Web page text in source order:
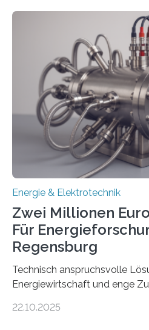
einem „Anschlussstau“. Die
Umweltenergierecht hat den
neuen Bericht für die Praxis
Rolle von flexiblen
Netzanschluss von
(EE-Anlagen) ist
Denn ohne Anschluss an das
eingespeist werden. Nach
Gesetz (EEG) sind
Energie & Elektrotechnik
Zwei Millionen
Für
Regensburg
Technisch anspruchsvolle
Energiewirtschaft und enge
neuen EU-geförderten
22.10.2025